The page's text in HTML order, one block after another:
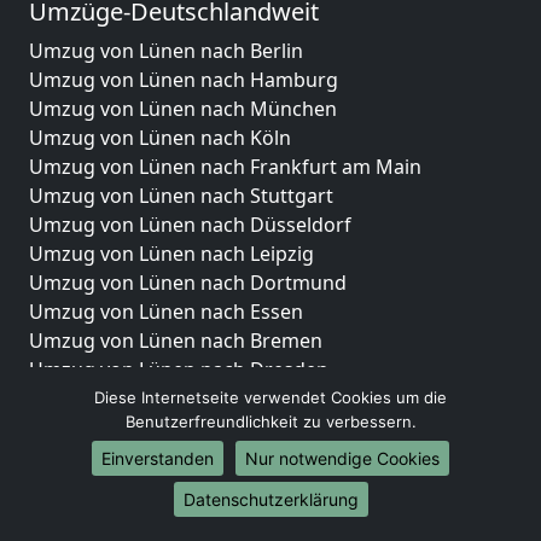
Umzüge-Deutschlandweit
Umzug von Lünen nach Berlin
Umzug von Lünen nach Hamburg
Umzug von Lünen nach München
Umzug von Lünen nach Köln
Umzug von Lünen nach Frankfurt am Main
Umzug von Lünen nach Stuttgart
Umzug von Lünen nach Düsseldorf
Umzug von Lünen nach Leipzig
Umzug von Lünen nach Dortmund
Umzug von Lünen nach Essen
Umzug von Lünen nach Bremen
Umzug von Lünen nach Dresden
Umzug von Lünen nach Hannover
Umzug von Lünen nach Nürnberg
Umzug von Lünen nach Duisburg
Umzug von Lünen nach Bochum
Umzug von Lünen nach Wuppertal
Diese Internetseite verwendet Cookies um die
Benutzerfreundlichkeit zu verbessern.
Einverstanden
Nur notwendige Cookies
Datenschutzerklärung